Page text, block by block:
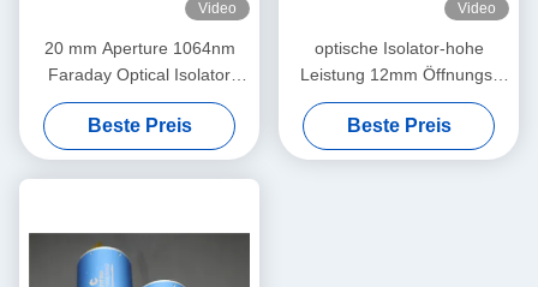
Video
20 mm Aperture 1064nm
Faraday Optical Isolator
Hochleistung
Beste Preis
Video
optische Isolator-hohe
Leistung 12mm Öffnungs-
850nm Faraday
Beste Preis